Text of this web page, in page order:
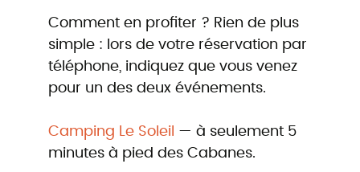
Comment en profiter ? Rien de plus
simple : lors de votre réservation par
téléphone, indiquez que vous venez
pour un des deux événements.
Camping Le Soleil — à seulement 5
minutes à pied des Cabanes.